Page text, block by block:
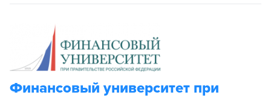
Финансовый университет при